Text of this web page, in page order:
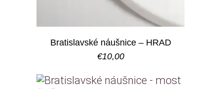
Bratislavské náušnice – HRAD
€10,00